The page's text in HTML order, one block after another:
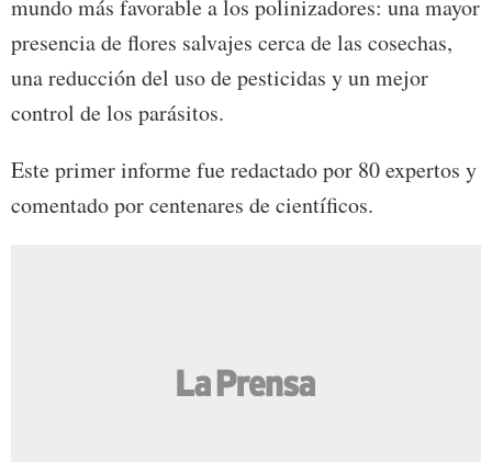
mundo más favorable a los polinizadores: una mayor
presencia de flores salvajes cerca de las cosechas,
una reducción del uso de pesticidas y un mejor
control de los parásitos.
Este primer informe fue redactado por 80 expertos y
comentado por centenares de científicos.